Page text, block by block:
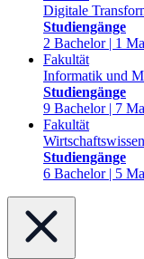
Digitale
Studiengänge
2 Bachelor | 1
Fakultät
Informatik und
Studiengänge
9 Bachelor | 7
Fakultät
Studiengänge
6 Bachelor | 5